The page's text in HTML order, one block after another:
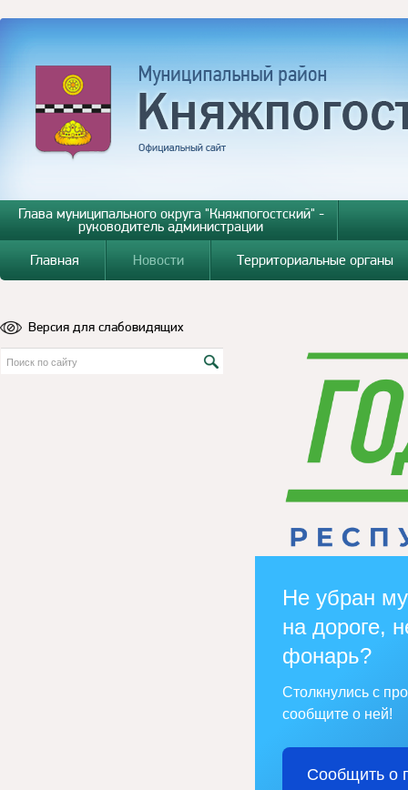
Глава муниципального округа "Княжпогостский" -
руководитель администрации
Главная
Новости Территориальные органы
Версия для слабовидящих
Не убран
на дороге,
фонарь?
Столкнулись с
сообщите о ней!
Сообщить о